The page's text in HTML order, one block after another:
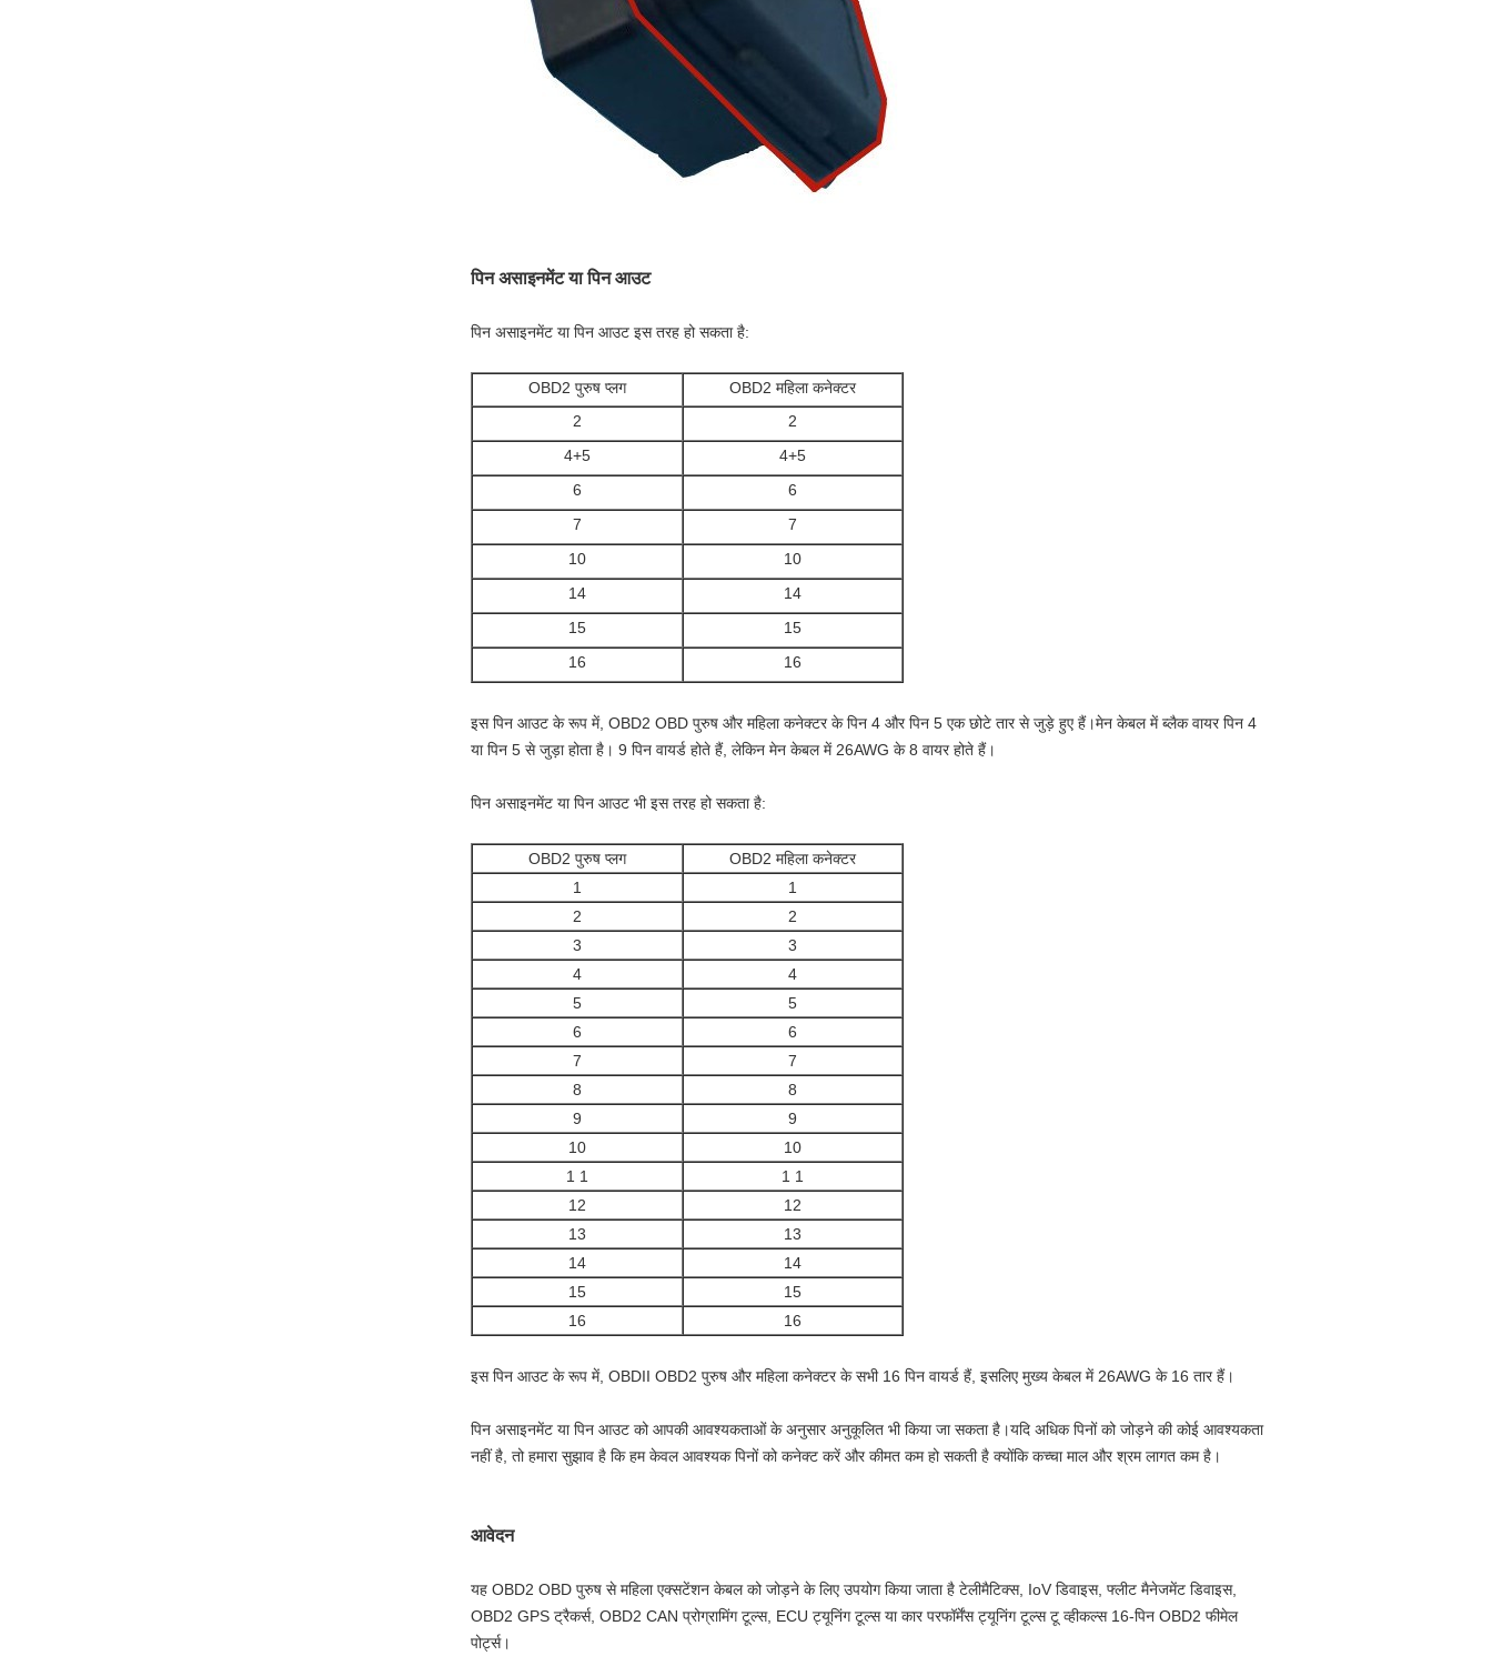
पिन असाइनमेंट या पिन आउट
पिन असाइनमेंट या पिन आउट इस तरह हो सकता है:
OBD2 पुरुष प्लग
OBD2 महिला कनेक्टर
2
2
4+5
4+5
6
6
7
7
10
10
14
14
15
15
16
16
इस पिन आउट के रूप में, OBD2 OBD पुरुष और महिला कनेक्टर के पिन 4 और पिन 5 एक छोटे तार से जुड़े हुए हैं।मेन केबल में ब्लैक वायर पिन 4
या पिन 5 से जुड़ा होता है। 9 पिन वायर्ड होते हैं, लेकिन मेन केबल में 26AWG के 8 वायर होते हैं।
पिन असाइनमेंट या पिन आउट भी इस तरह हो सकता है:
OBD2 पुरुष प्लग
OBD2 महिला कनेक्टर
1
1
2
2
3
3
4
4
5
5
6
6
7
7
8
8
9
9
10
10
1 1
1 1
12
12
13
13
14
14
15
15
16
16
इस पिन आउट के रूप में, OBDII OBD2 पुरुष और महिला कनेक्टर के सभी 16 पिन वायर्ड हैं, इसलिए मुख्य केबल में 26AWG के 16 तार हैं।
पिन असाइनमेंट या पिन आउट को आपकी आवश्यकताओं के अनुसार अनुकूलित भी किया जा सकता है।यदि अधिक पिनों को जोड़ने की कोई आवश्यकता
नहीं है, तो हमारा सुझाव है कि हम केवल आवश्यक पिनों को कनेक्ट करें और कीमत कम हो सकती है क्योंकि कच्चा माल और श्रम लागत कम है।
आवेदन
यह OBD2 OBD पुरुष से महिला एक्सटेंशन केबल को जोड़ने के लिए उपयोग किया जाता है टेलीमैटिक्स, IoV डिवाइस, फ्लीट मैनेजमेंट डिवाइस,
OBD2 GPS ट्रैकर्स, OBD2 CAN प्रोग्रामिंग टूल्स, ECU ट्यूनिंग टूल्स या कार परफॉर्मेंस ट्यूनिंग टूल्स टू व्हीकल्स 16-पिन OBD2 फीमेल
पोर्ट्स।